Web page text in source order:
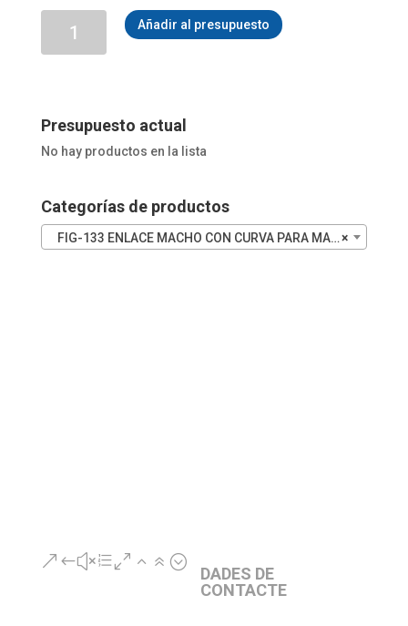
PARA
DE
45
Añadir al presupuesto
Presupuesto actual
No hay productos en la lista
Categorías de productos
×
FIG-133 ENLACE MACHO CON CURVA PARA MANGUERA
&#xe026;
DADES DE
CONTACTE